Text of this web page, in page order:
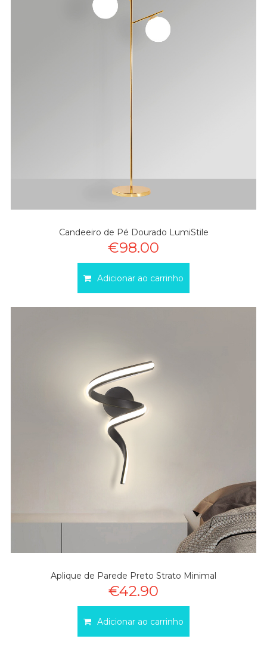
Candeeiro de Pé Dourado LumiStile
€98.00
Adicionar ao carrinho
Aplique de Parede Preto Strato Minimal
€42.90
Adicionar ao carrinho